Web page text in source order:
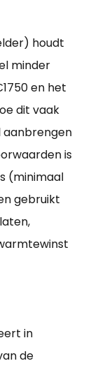
houdt
minder
en het
dit vaak
is
(minimaal
gebruikt
in
de